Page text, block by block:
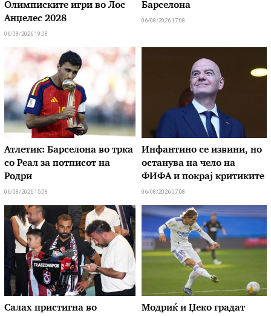
Олимписките игри во Лос
Анџелес 2028
06/08/2026 19:08
Барселона
06/08/2026 17:08
Атлетик: Барселона во трка
со Реал за потписот на
Родри
06/08/2026 15:08
Инфантино се извини, но
останува на чело на
ФИФА и покрај критиките
06/08/2026 07:08
Салах пристигна во
Модриќ и Џеко градат